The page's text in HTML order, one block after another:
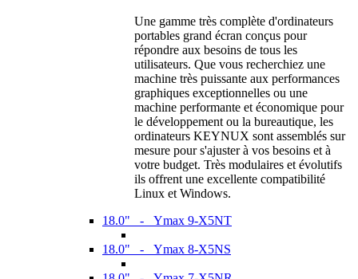
Une gamme très complète d'ordinateurs
portables grand écran conçus pour
répondre aux besoins de tous les
utilisateurs. Que vous recherchiez une
machine très puissante aux performances
graphiques exceptionnelles ou une
machine performante et économique pour
le développement ou la bureautique, les
ordinateurs KEYNUX sont assemblés sur
mesure pour s'ajuster à vos besoins et à
votre budget. Très modulaires et évolutifs
ils offrent une excellente compatibilité
Linux et Windows.
18.0" - Ymax 9-X5NT
18.0" - Ymax 8-X5NS